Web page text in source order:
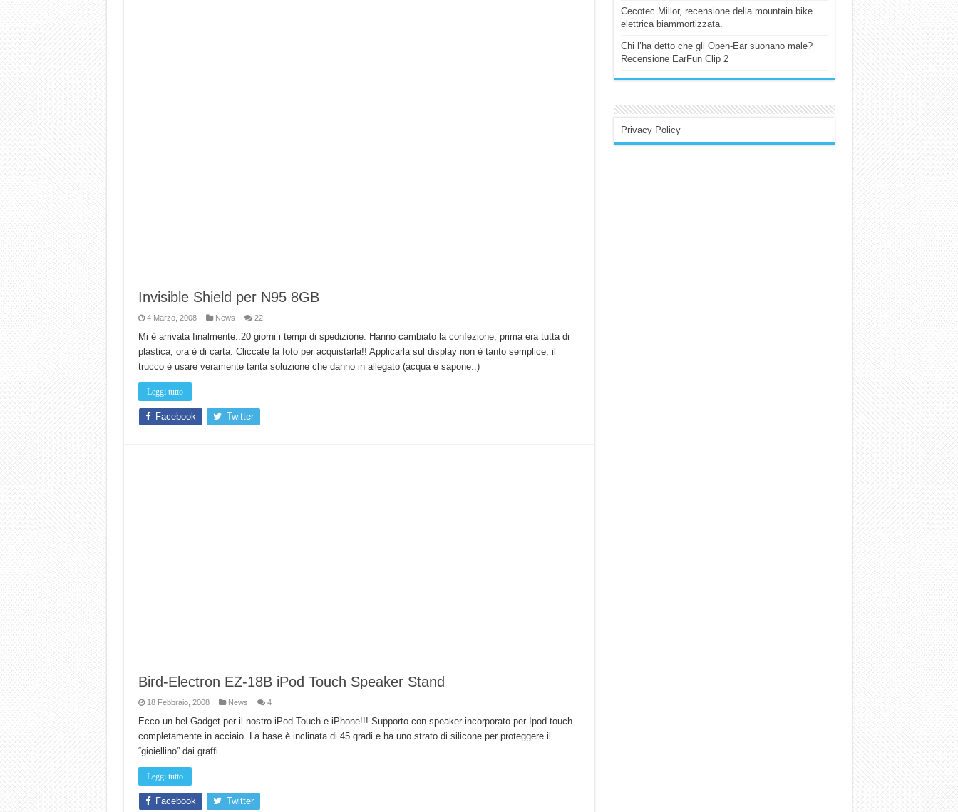
Invisible Shield per N95 8GB
4 Marzo, 2008 News 22
Mi è arrivata finalmente..20 giorni i tempi di spedizione. Hanno cambiato la confezione, prima era tutta di
plastica, ora è di carta. Cliccate la foto per acquistarla!! Applicarla sul display non è tanto semplice, il
trucco è usare veramente tanta soluzione che danno in allegato (acqua e sapone..)
Leggi tutto
Facebook Twitter
Bird-Electron EZ-18B iPod Touch Speaker Stand
18 Febbraio, 2008 News 4
Ecco un bel Gadget per il nostro iPod Touch e iPhone!!! Supporto con speaker incorporato per Ipod touch
completamente in acciaio. La base è inclinata di 45 gradi e ha uno strato di silicone per proteggere il
“gioiellino” dai graffi.
Leggi tutto
Facebook Twitter
Cecotec Millor, recensione della mountain bike
elettrica biammortizzata.
Chi l’ha detto che gli Open-Ear suonano male?
Recensione EarFun Clip 2
Privacy Policy